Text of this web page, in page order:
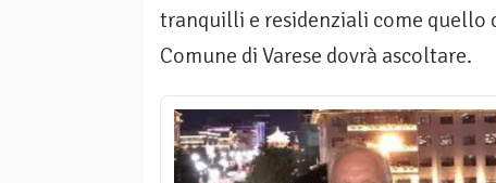
tranquilli e residenziali come quello
Comune di Varese dovrà ascoltare.